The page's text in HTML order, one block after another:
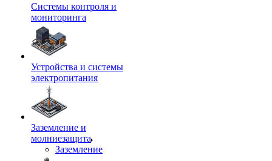
Системы контроля и
мониторинга
Устройства и системы
электропитания
Заземление и
молниезащита
Заземление